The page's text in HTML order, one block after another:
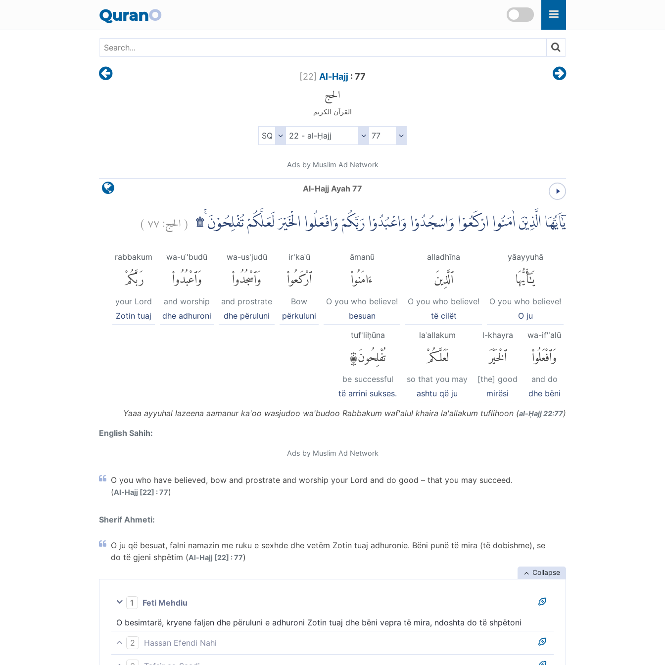
QuranO
[22] Al-Hajj : 77
الحج
القرآن الكريم
Ads by Muslim Ad Network
Al-Hajj Ayah 77
يٰٓاَيُّهَا الَّذِيْنَ اٰمَنُوا ارْكَعُوْا وَاسْجُدُوْا وَاعْبُدُوْا رَبَّكُمْ وَافْعَلُوا الْخَيْرَ لَعَلَّكُمْ تُفْلِحُوْنَ ۚ۩ (الحج:٧٧)
yāayyuhā
يَٰٓأَيُّهَا
O you who believe!
O ju
alladhīna
ٱلَّذِينَ
O you who believe!
të cilët
āmanū
ءَامَنُوا۟
O you who believe!
besuan
ir'kaʿū
ٱرْكَعُوا۟
Bow
përkuluni
wa-us'judū
وَٱسْجُدُوا۟
and prostrate
dhe përuluni
wa-uʿ'budū
وَٱعْبُدُوا۟
and worship
dhe adhuroni
rabbakum
رَبَّكُمْ
your Lord
Zotin tuaj
wa-if'ʿalū
وَٱفْعَلُوا۟
and do
dhe bëni
l-khayra
ٱلْخَيْرَ
[the] good
mirësi
laʿallakum
لَعَلَّكُمْ
so that you may
ashtu që ju
tuf'liḥūna
تُفْلِحُونَ۩
be successful
të arrini sukses.
Yaaa ayyuhal lazeena aamanur ka'oo wasjudoo wa'budoo Rabbakum waf'alul khaira la'allakum tuflihoon (al-Ḥajj 22:77)
English Sahih:
Ads by Muslim Ad Network
O you who have believed, bow and prostrate and worship your Lord and do good – that you may succeed.
(Al-Hajj [22] : 77)
Sherif Ahmeti:
O ju që besuat, falni namazin me ruku e sexhde dhe vetëm Zotin tuaj adhuronie. Bëni punë të mira (të dobishme), se
do të gjeni shpëtim (Al-Hajj [22] : 77)
Collapse
1
Feti Mehdiu
O besimtarë, kryene faljen dhe përuluni e adhuroni Zotin tuaj dhe bëni vepra të mira, ndoshta do të shpëtoni
2
Hassan Efendi Nahi
O besimtarë! Përkuluni dhe përuluni në sexhde (para Allahut)! Adhuroni Zotin tuaj dhe bëni vepra të mira për të